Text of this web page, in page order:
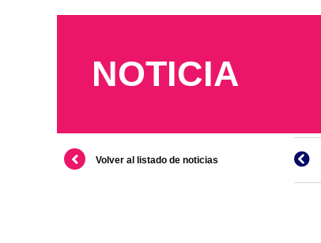
NOTICIA
Volver al listado de noticias